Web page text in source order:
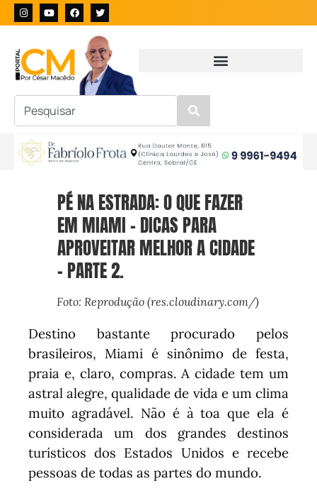
PÉ NA ESTRADA: O QUE FAZER
EM MIAMI – DICAS PARA
APROVEITAR MELHOR A CIDADE
– PARTE 2.
Foto: Reprodução (res.cloudinary.com/)
Destino bastante procurado pelos
brasileiros, Miami é sinônimo de festa,
praia e, claro, compras. A cidade tem um
astral alegre, qualidade de vida e um clima
muito agradável. Não é à toa que ela é
considerada um dos grandes destinos
turísticos dos Estados Unidos e recebe
pessoas de todas as partes do mundo.